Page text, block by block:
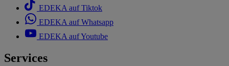
EDEKA auf Tiktok
EDEKA auf Whatsapp
EDEKA auf Youtube
Services